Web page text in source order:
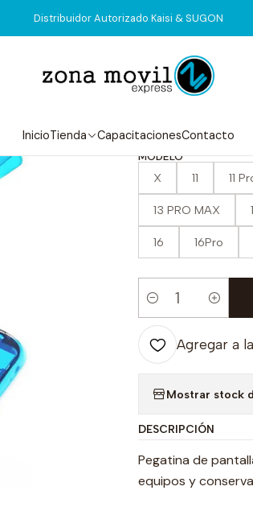
InicioTienda CapacitacionesContacto
Distribuidor Autorizado Kaisi & SUGON
Tienda Consumibles Pegatina 3M LCD
|
Pegatina
MODELO
X 11 11
13 PRO MAX
16 16Pro
Cantidad
Agregar a
Mostrar stock
DESCRIPCIÓN
Pegatina de
equipos y